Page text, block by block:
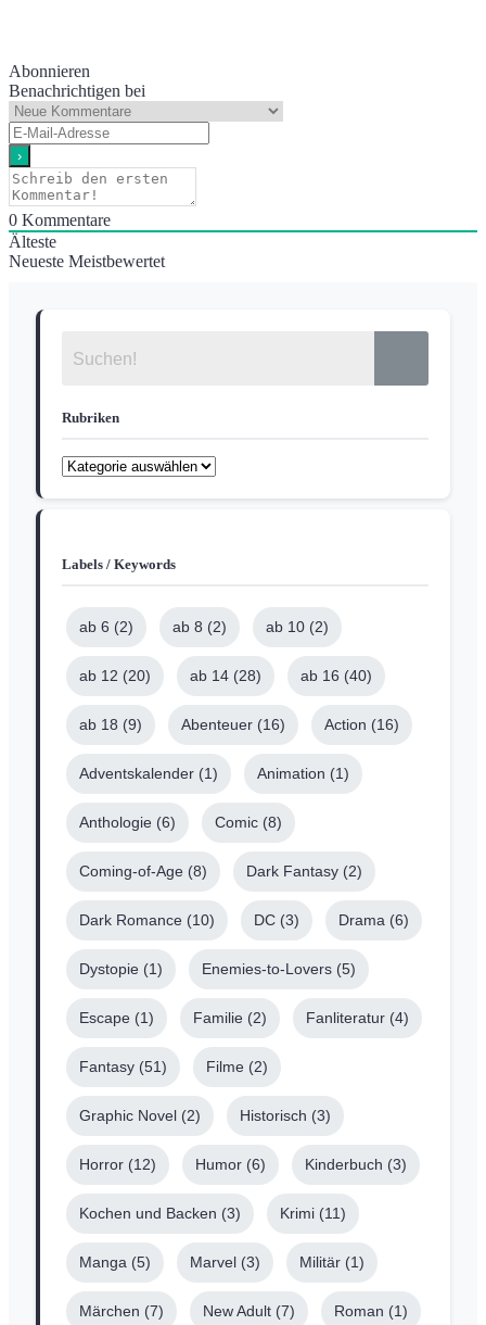
Abonnieren
Benachrichtigen bei
0 Kommentare
Älteste
Neueste Meistbewertet
Rubriken
Labels / Keywords
ab 6 (2) ab 8 (2) ab 10 (2)
ab 12 (20) ab 14 (28) ab 16 (40)
ab 18 (9) Abenteuer (16) Action (16)
Adventskalender (1) Animation (1)
Anthologie (6) Comic (8)
Coming-of-Age (8) Dark Fantasy (2)
Dark Romance (10) DC (3) Drama (6)
Dystopie (1) Enemies-to-Lovers (5)
Escape (1) Familie (2) Fanliteratur (4)
Fantasy (51) Filme (2)
Graphic Novel (2) Historisch (3)
Horror (12) Humor (6) Kinderbuch (3)
Kochen und Backen (3) Krimi (11)
Manga (5) Marvel (3) Militär (1)
Märchen (7) New Adult (7) Roman (1)